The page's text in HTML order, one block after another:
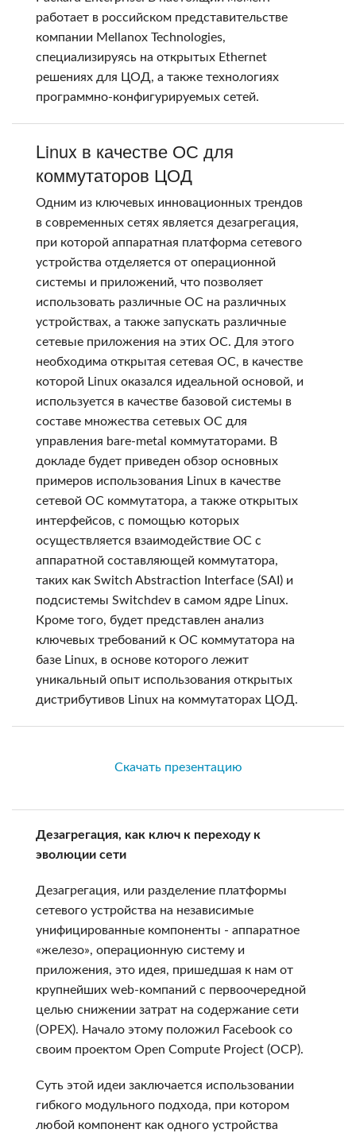
работает в российском представительстве
компании Mellanox Technologies,
специализируясь на открытых Ethernet
решениях для ЦОД, а также технологиях
программно-конфигурируемых сетей.
Linux в качестве ОС для
коммутаторов ЦОД
Одним из ключевых инновационных трендов
в современных сетях является дезагрегация,
при которой аппаратная платформа сетевого
устройства отделяется от операционной
системы и приложений, что позволяет
использовать различные ОС на различных
устройствах, а также запускать различные
сетевые приложения на этих ОС. Для этого
необходима открытая сетевая ОС, в качестве
которой Linux оказался идеальной основой, и
используется в качестве базовой системы в
составе множества сетевых ОС для
управления bare-metal коммутаторами. В
докладе будет приведен обзор основных
примеров использования Linux в качестве
сетевой ОС коммутатора, а также открытых
интерфейсов, с помощью которых
осуществляется взаимодействие ОС с
аппаратной составляющей коммутатора,
таких как Switch Abstraction Interface (SAI) и
подсистемы Switchdev в самом ядре Linux.
Кроме того, будет представлен анализ
ключевых требований к ОС коммутатора на
базе Linux, в основе которого лежит
уникальный опыт использования открытых
дистрибутивов Linux на коммутаторах ЦОД.
Скачать презентацию
Дезагрегация, как ключ к переходу к
эволюции сети
Дезагрегация, или разделение платформы
сетевого устройства на независимые
унифицированные компоненты - аппаратное
«железо», операционную систему и
приложения, это идея, пришедшая к нам от
крупнейших web-компаний с первоочередной
целью снижении затрат на содержание сети
(OPEX). Начало этому положил Facebook со
своим проектом Open Compute Project (OCP).
Суть этой идеи заключается использовании
гибкого модульного подхода, при котором
любой компонент как одного устройства